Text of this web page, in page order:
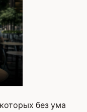
без ума